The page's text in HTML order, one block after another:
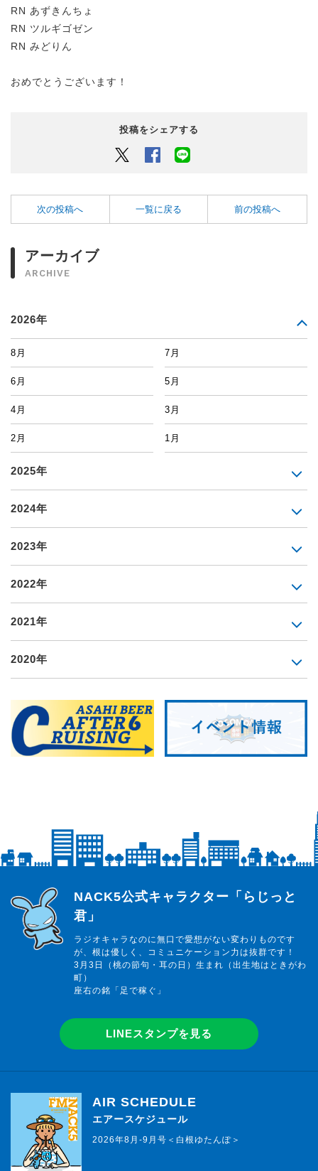
RN あずきんちょ
RN ツルギゴゼン
RN みどりん
おめでとうございます！
投稿をシェアする
Twitter Facebook
次の投稿へ 一覧に戻る 前の投稿へ
アーカイブ
ARCHIVE
2026年
8月 7月
6月 5月
4月 3月
2月 1月
2025年
2024年
2023年
2022年
2021年
2020年
らじっと君
NACK5公式キャラクター「らじっと
君」
ラジオキャラなのに無口で愛想がない変わりものです
が、根は優しく、コミュニケーション力は抜群です！
3月3日（桃の節句・耳の日）生まれ（出生地はときがわ
町）
座右の銘「足で稼ぐ」
LINEスタンプを見る
AIR SCHEDULE
エアースケジュール
2026年8月-9月号＜白根ゆたんぽ＞